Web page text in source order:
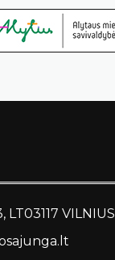
LT03117 VILNIUS